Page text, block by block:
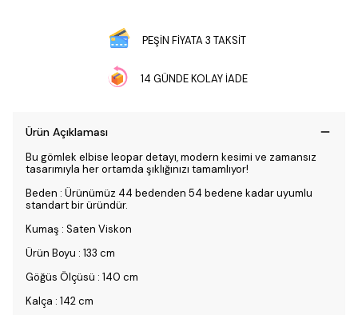
PEŞİN FİYATA 3 TAKSİT
14 GÜNDE KOLAY İADE
Ürün Açıklaması
Bu gömlek elbise leopar detayı, modern kesimi ve zamansız
tasarımıyla her ortamda şıklığınızı tamamlıyor!
Beden : Ürünümüz 44 bedenden 54 bedene kadar uyumlu
standart bir üründür.
Kumaş : Saten Viskon
Ürün Boyu : 133 cm
Göğüs Ölçüsü : 140 cm
Kalça : 142 cm